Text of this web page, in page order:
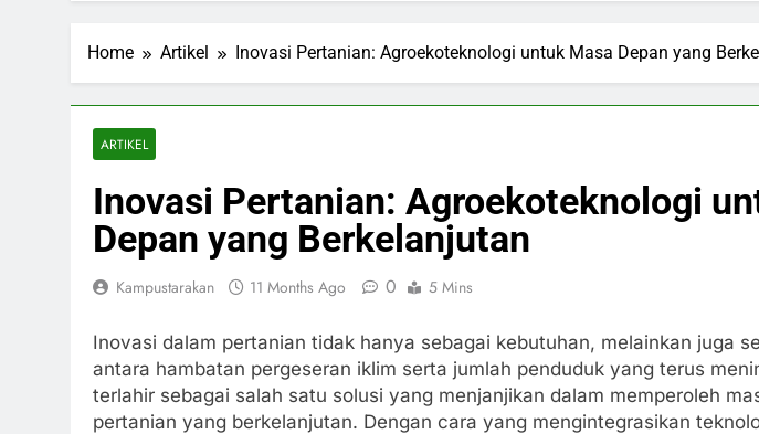
Home Artikel Inovasi Pertanian: Agroekoteknologi untuk Masa Depan yang
ARTIKEL
Inovasi Pertanian: Agroekoteknologi
Depan yang Berkelanjutan
Kampustarakan 11 Months Ago 0 5 Mins
Inovasi dalam pertanian tidak hanya sebagai kebutuhan, melainkan juga
antara hambatan pergeseran iklim serta jumlah penduduk yang terus
terlahir sebagai salah satu solusi yang menjanjikan dalam memperoleh
pertanian yang berkelanjutan. Dengan cara yang mengintegrasikan